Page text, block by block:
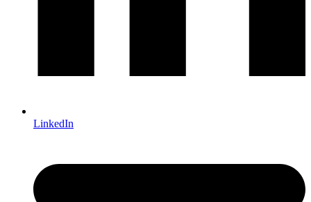
LinkedIn